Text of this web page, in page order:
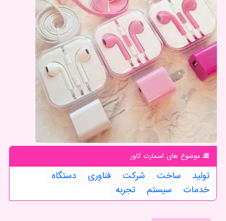
موضوع های اسمارت كاور
تولید ساخت شركت فناوری
دستگاه
خدمات
سیستم تجربه